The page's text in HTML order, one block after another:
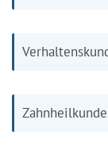
Zahnheilkunde